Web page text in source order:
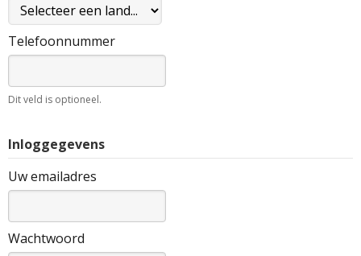
Telefoonnummer
Dit veld is optioneel.
Inloggegevens
Uw emailadres
Wachtwoord